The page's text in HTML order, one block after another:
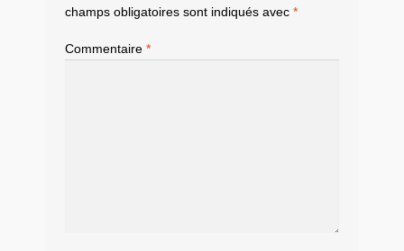
champs obligatoires sont indiqués avec *
Commentaire *